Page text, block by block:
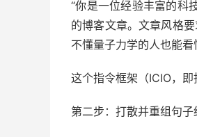
“你是一位经验丰富的科
的博客文章。文章风格
不懂量子力学的人也能看
这个指令框架（ICIO，即
第二步：打散并重组句子